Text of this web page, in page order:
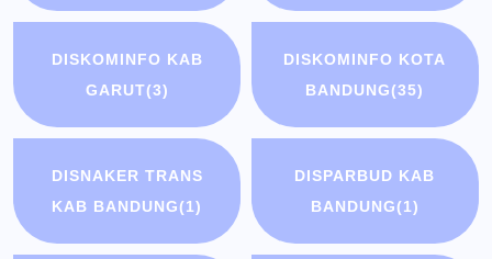
DISKOMINFO KAB
GARUT(3)
DISKOMINFO KOTA
BANDUNG(35)
DISNAKER TRANS
KAB BANDUNG(1)
DISPARBUD KAB
BANDUNG(1)